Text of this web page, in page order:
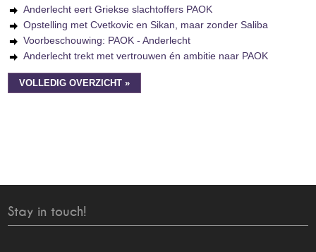
Anderlecht eert Griekse slachtoffers PAOK
Opstelling met Cvetkovic en Sikan, maar zonder Saliba
Voorbeschouwing: PAOK - Anderlecht
Anderlecht trekt met vertrouwen én ambitie naar PAOK
VOLLEDIG OVERZICHT »
Stay in touch!